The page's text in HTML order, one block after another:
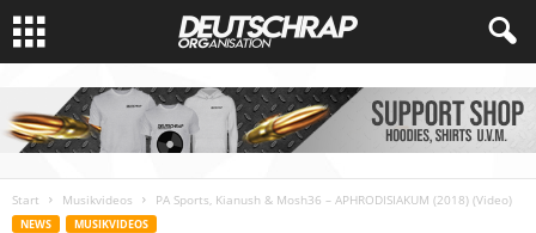
Start Musikvideos PA Sports, Kianush & Mosh36 – APHRODISIAKUM (2018) (Video)
NEWS MUSIKVIDEOS